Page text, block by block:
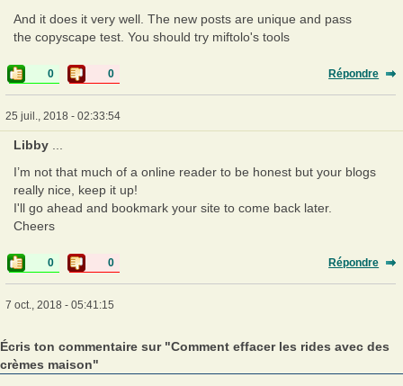
And it does it very well. The new posts are unique and pass
the copyscape test. You should try miftolo's tools
0 0 Répondre
25 juil., 2018 - 02:33:54
Libby
I’m not that much of a online reader to be honest but your blogs
really nice, keep it up!
I'll go ahead and bookmark your site to come back later.
Cheers
0 0 Répondre
7 oct., 2018 - 05:41:15
Écris ton commentaire sur "Comment effacer les rides avec des
crèmes maison"